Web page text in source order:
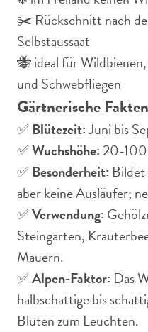
✂️ Rückschnitt nach
Selbstaussaat
🐝 ideal für
und Schwebfliegen
Gärtnerische
✅Blütezeit:Juni bis
✅Wuchshöhe: 20-
✅Besonderheit:
aber keine Ausläufer;
✅Verwendung:
Steingarten,
Mauern.
✅Alpen-Faktor: Das
halbschattige bis
Blüten zum Leuchten.